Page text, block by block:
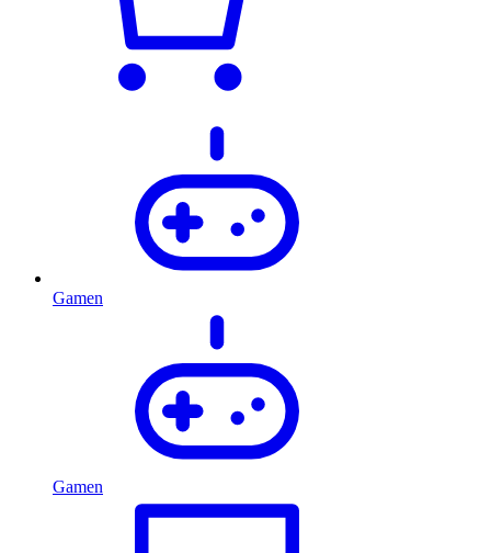
Gamen
Gamen